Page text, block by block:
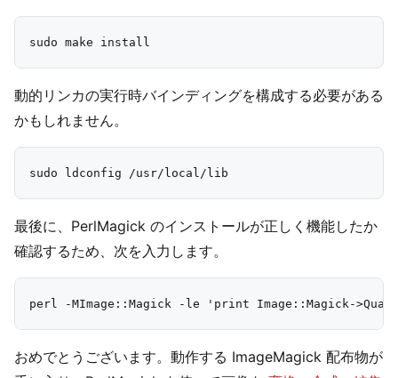
動的リンカの実行時バインディングを構成する必要がある
かもしれません。
最後に、PerlMagick のインストールが正しく機能したか
確認するため、次を入力します。
おめでとうございます。動作する ImageMagick 配布物が